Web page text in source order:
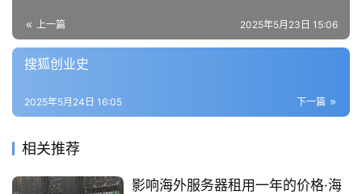
上一篇 2025年5月23日 15:06
搜狐创业史
下一篇
2025年5月24日 16:05
相关推荐
影响海外服务器租用一年的价格·海